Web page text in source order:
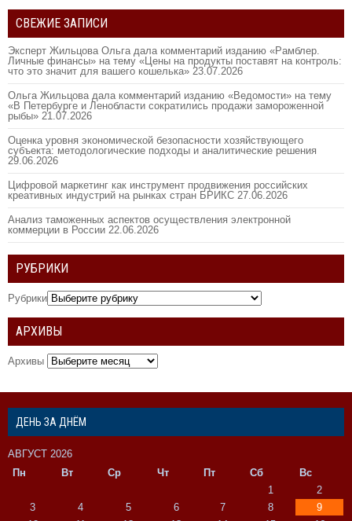
СВЕЖИЕ ЗАПИСИ
Эксперт Жильцова Ольга дала комментарий изданию «Рамблер.
Личные финансы» на тему «Цены на продукты поставят на контроль:
что это значит для вашего кошелька» 23.07.2026
Ольга Жильцова дала комментарий изданию «Ведомости» на тему
«В Петербурге и Ленобласти сократились продажи замороженной
рыбы» 21.07.2026
Оценка уровня экономической безопасности хозяйствующего
субъекта: методологические подходы и аналитические решения
29.06.2026
Цифровой маркетинг как инструмент продвижения российских
креативных индустрий на рынках стран БРИКС 27.06.2026
Анализ таможенных аспектов осуществления электронной
коммерции в России 22.06.2026
РУБРИКИ
Рубрики
АРХИВЫ
Архивы
ДЕНЬ ЗА ДНЁМ
АВГУСТ 2026
Пн
Вт Ср Чт Пт Сб
Вс
1
2
3
4 5 6 7 8
9